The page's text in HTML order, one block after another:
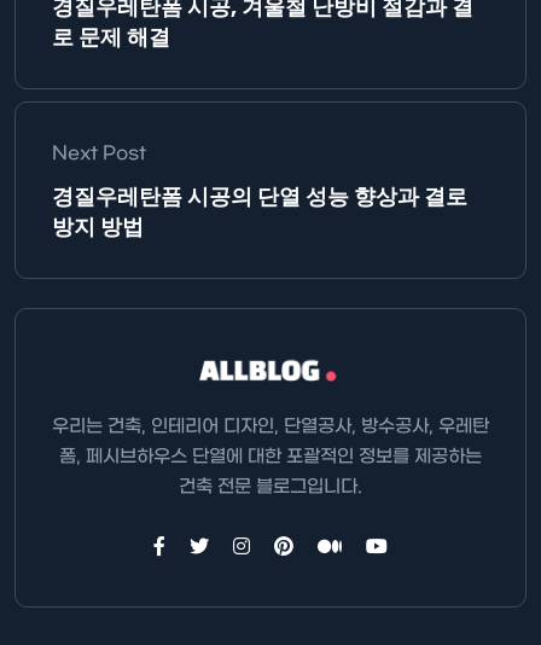
경질우레탄폼 시공, 겨울철 난방비 절감과 결
로 문제 해결
Next Post
경질우레탄폼 시공의 단열 성능 향상과 결로
방지 방법
우리는 건축, 인테리어 디자인, 단열공사, 방수공사, 우레탄
폼, 페시브하우스 단열에 대한 포괄적인 정보를 제공하는
건축 전문 블로그입니다.